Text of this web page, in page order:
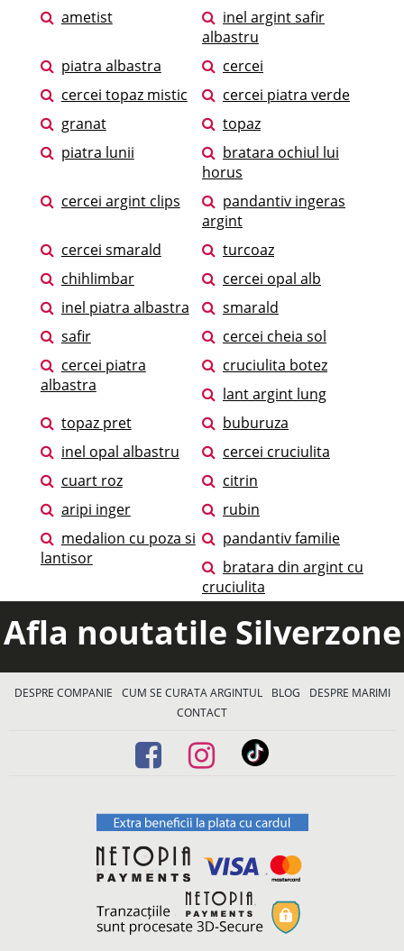
ametist
inel argint safir
albastru
piatra albastra
cercei
cercei topaz mistic
cercei piatra verde
granat
topaz
piatra lunii
bratara ochiul lui
horus
cercei argint clips
pandantiv ingeras
argint
cercei smarald
turcoaz
chihlimbar
cercei opal alb
inel piatra albastra
smarald
safir
cercei cheia sol
cercei piatra
albastra
cruciulita botez
lant argint lung
topaz pret
buburuza
inel opal albastru
cercei cruciulita
cuart roz
citrin
aripi inger
rubin
medalion cu poza si
lantisor
pandantiv familie
bratara din argint cu
cruciulita
Afla noutatile Silverzone
DESPRE COMPANIE CUM SE CURATA ARGINTUL BLOG
DESPRE MARIMI
CONTACT